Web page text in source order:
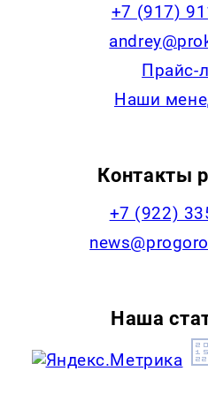
+7 (917)
Прайс-
Наши
Контакты
+7 (922)
Наша